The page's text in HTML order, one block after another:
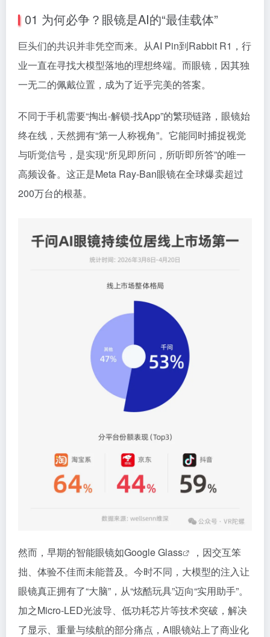
01 为何必争？眼镜是AI的“最佳载体”
巨头们的共识并非凭空而来。从AI Pin到Rabbit R1，行
业一直在寻找大模型落地的理想终端。而眼镜，因其独
一无二的佩戴位置，成为了近乎完美的答案。
不同于手机需要“掏出-解锁-找App”的繁琐链路，眼镜始
终在线，天然拥有“第一人称视角”。它能同时捕捉视觉
与听觉信号，是实现“所见即所问，所听即所答”的唯一
高频设备。这正是Meta Ray-Ban眼镜在全球爆卖超过
200万台的根基。
然而，早期的智能眼镜如Google Glass
，因交互笨
拙、体验不佳而未能普及。今时不同，大模型的注入让
眼镜真正拥有了“大脑”，从“炫酷玩具”迈向“实用助手”。
加之Micro-LED光波导、低功耗芯片等技术突破，解决
了显示、重量与续航的部分痛点，AI眼镜站上了商业化